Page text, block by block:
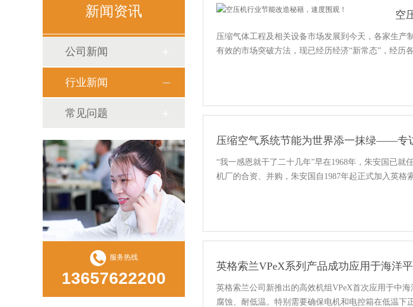
新闻资讯
公司新闻
行业新闻
常见问题
服务热线
13657622200
空
压缩气体工程及相关设备市场发展到今天，各家生产
有效的市场突破方法，现已经历经济“新常态”，经历
压缩空气系统节能为世界添一抹绿——专
“我一感恩就干了二十几年”早在1968年，朱安国已
机厂的合资、并购，朱安国自1987年起正式加入英格
英格索兰VPeX系列产品成功应用于海洋
英格索兰公司新推出的高效机组VPeX首次应用于中
腐蚀、耐低温。特别需要确保电机和电控箱在低温下